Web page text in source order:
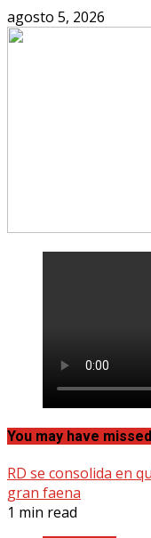
agosto 5, 2026
You may have missed
RD se consolida en
gran faena
1 min read